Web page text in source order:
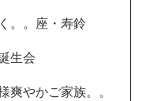
。。座・寿鈴
生会
やかご家族。。